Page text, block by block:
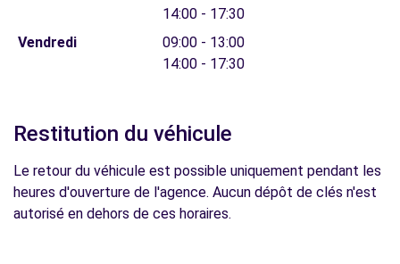
14:00 - 17:30
Vendredi
09:00 - 13:00
14:00 - 17:30
Restitution du véhicule
Le retour du véhicule est possible uniquement pendant les
heures d'ouverture de l'agence. Aucun dépôt de clés n'est
autorisé en dehors de ces horaires.